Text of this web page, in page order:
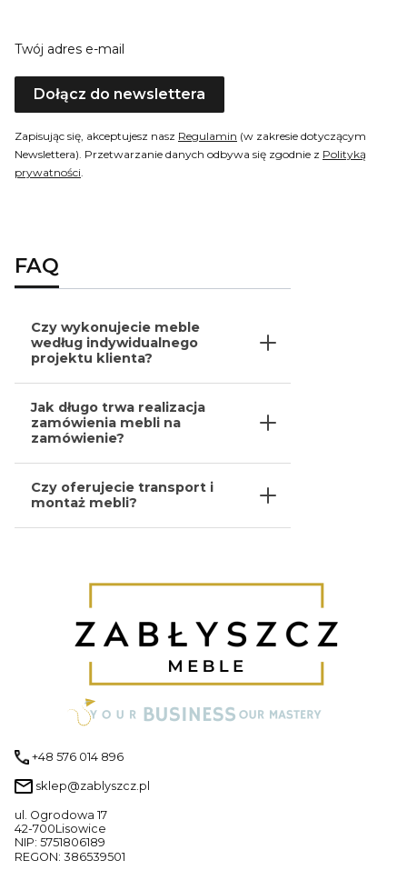
Twój adres e-mail
Dołącz do newslettera
Zapisując się, akceptujesz nasz Regulamin (w zakresie dotyczącym
Newslettera). Przetwarzanie danych odbywa się zgodnie z Polityką
prywatności
FAQ
Czy wykonujecie meble
według indywidualnego
projektu klienta?
Jak długo trwa realizacja
zamówienia mebli na
zamówienie?
Czy oferujecie transport i
montaż mebli?
+48 576 014 896
sklep@zablyszcz.pl
ul. Ogrodowa 17
42-700Lisowice
NIP: 5751806189
REGON: 386539501